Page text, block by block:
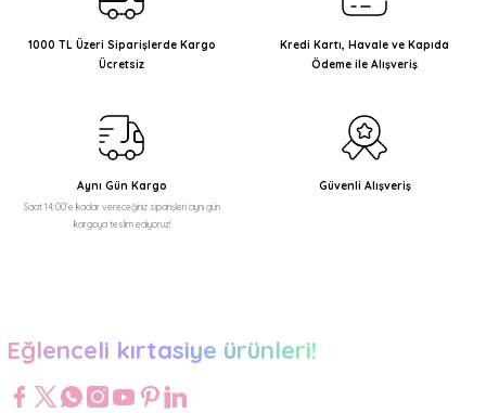
Ürün resmi kalitesiz, bozuk veya görüntülenemiyor.
Ürün açıklamasında eksik bilgiler bulunuyor.
Ürün bilgilerinde hatalar bulunuyor.
Bu ürüne benzer farklı alternatifler olmalı.
1000 TL Üzeri Siparişlerde Kargo
Ücretsiz
Kredi Kartı, Havale ve Kapıda
Ödeme ile Alışveriş
Aynı Gün Kargo
Saat 14:00'e kadar vereceğiniz siparişleri aynı gün
kargoya teslim ediyoruz!
Güvenli Alışveriş
Eğlenceli kırtasiye ürünleri!